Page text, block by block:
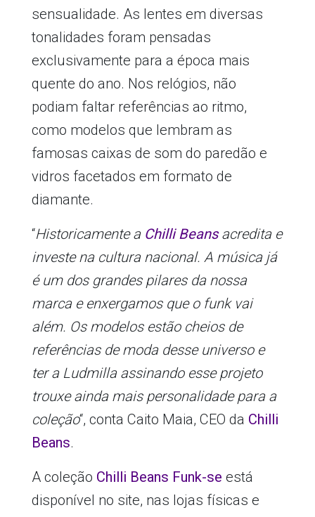
sensualidade. As lentes em diversas
tonalidades foram pensadas
exclusivamente para a época mais
quente do ano. Nos relógios, não
podiam faltar referências ao ritmo,
como modelos que lembram as
famosas caixas de som do paredão e
vidros facetados em formato de
diamante.
“Historicamente a Chilli Beansacredita e
investe na cultura nacional. A música já
é um dos grandes pilares da nossa
marca e enxergamos que o funk vai
além. Os modelos estão cheios de
referências de moda desse universo e
ter a Ludmilla assinando esse projeto
trouxe ainda mais personalidade para a
coleção“, conta Caito Maia, CEO da Chilli
Beans.
A coleção Chilli Beans Funk-se está
disponível no site, nas lojas físicas e